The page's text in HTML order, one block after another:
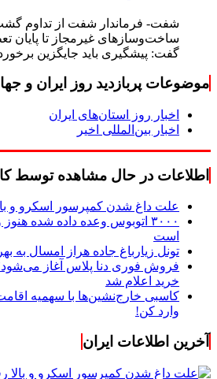
شفت- فرماندار شفت از تداوم
ساخت‌وسازهای غیرمجاز تا پایان
گفت: پیشگیری باید جایگزین
موضوعات پربازدید روز ایران و
اخبار روز استان‌های ایران
اخبار بین‌المللی اخیر
اطلاعات در حال مشاهده توسط
علت داغ شدن کمپرسور اسکرو و
۳۰۰۰ اتوبوس وعده داده شده
است
تونل زیارباغ جاده هراز امسال به
فروش فوری دنا پلاس آغاز
خرید اعلام شد
وارد کن!
آخرین اطلاعات ایران